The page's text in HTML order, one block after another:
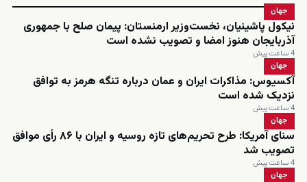
جهان
نیکول پاشینیان، نخست‌وزیر ارمنستان: پیمان صلح با جمهوری
آذربایجان هنوز امضا و تصویب نشده است
4 ساعت پیش
جهان
آکسیوس: مذاکرات ایران و عمان درباره تنگه هرمز به توافق
نزدیک شده است
4 ساعت پیش
جهان
سنای آمریکا: طرح تحریم‌های تازه روسیه و ایران با ۸۶ رأی موافق
تصویب شد
4 ساعت پیش
جهان